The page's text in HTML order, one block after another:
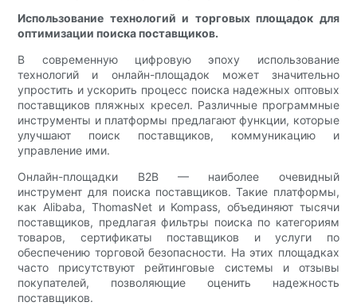
Использование технологий и торговых площадок для
оптимизации поиска поставщиков.
В современную цифровую эпоху использование
технологий и онлайн-площадок может значительно
упростить и ускорить процесс поиска надежных оптовых
поставщиков пляжных кресел. Различные программные
инструменты и платформы предлагают функции, которые
улучшают поиск поставщиков, коммуникацию и
управление ими.
Онлайн-площадки B2B — наиболее очевидный
инструмент для поиска поставщиков. Такие платформы,
как Alibaba, ThomasNet и Kompass, объединяют тысячи
поставщиков, предлагая фильтры поиска по категориям
товаров, сертификаты поставщиков и услуги по
обеспечению торговой безопасности. На этих площадках
часто присутствуют рейтинговые системы и отзывы
покупателей, позволяющие оценить надежность
поставщиков.